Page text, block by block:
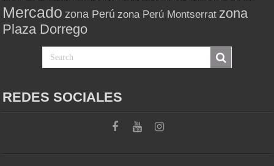
Mercado zona Perú zona Perú Montserrat zona
Plaza Dorrego
REDES SOCIALES